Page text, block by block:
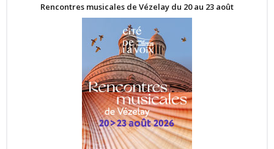
Rencontres musicales de Vézelay du 20 au 23 août